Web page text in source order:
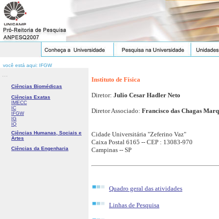
você está aqui: IFGW
...
Ciências Biomédicas
Ciências Exatas
IMECC
IC
IFGW
IG
IQ
Ciências Humanas, Sociais e
Artes
Ciências da Engenharia
Instituto de Física
Diretor: Julio Cesar Hadler Neto
Diretor Associado: Francisco das Chagas
Cidade Universitária "Zeferino Vaz"
Caixa Postal 6165 -- CEP : 13083-970
Campinas -- SP
Quadro geral das atividades
Linhas de Pesquisa